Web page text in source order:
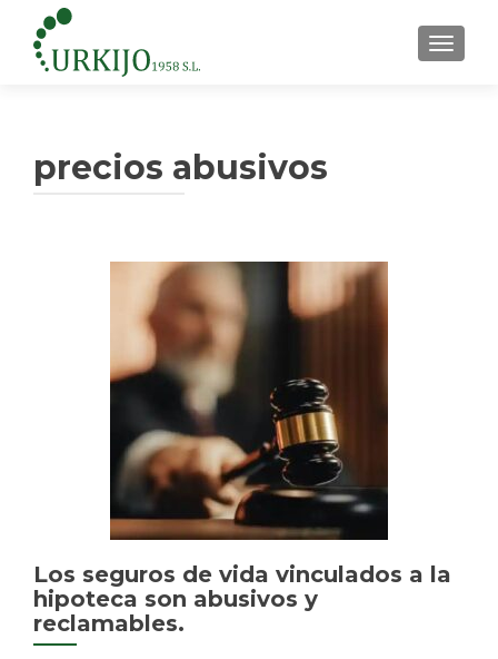
precios abusivos
Los seguros de vida vinculados a la
hipoteca son abusivos y
reclamables.